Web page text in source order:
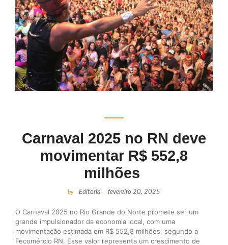
Carnaval 2025 no RN deve
movimentar R$ 552,8
milhões
by Editoria- fevereiro 20, 2025
O Carnaval 2025 no Rio Grande do Norte promete ser um
grande impulsionador da economia local, com uma
movimentação estimada em R$ 552,8 milhões, segundo a
Fecomércio RN. Esse valor representa um crescimento de